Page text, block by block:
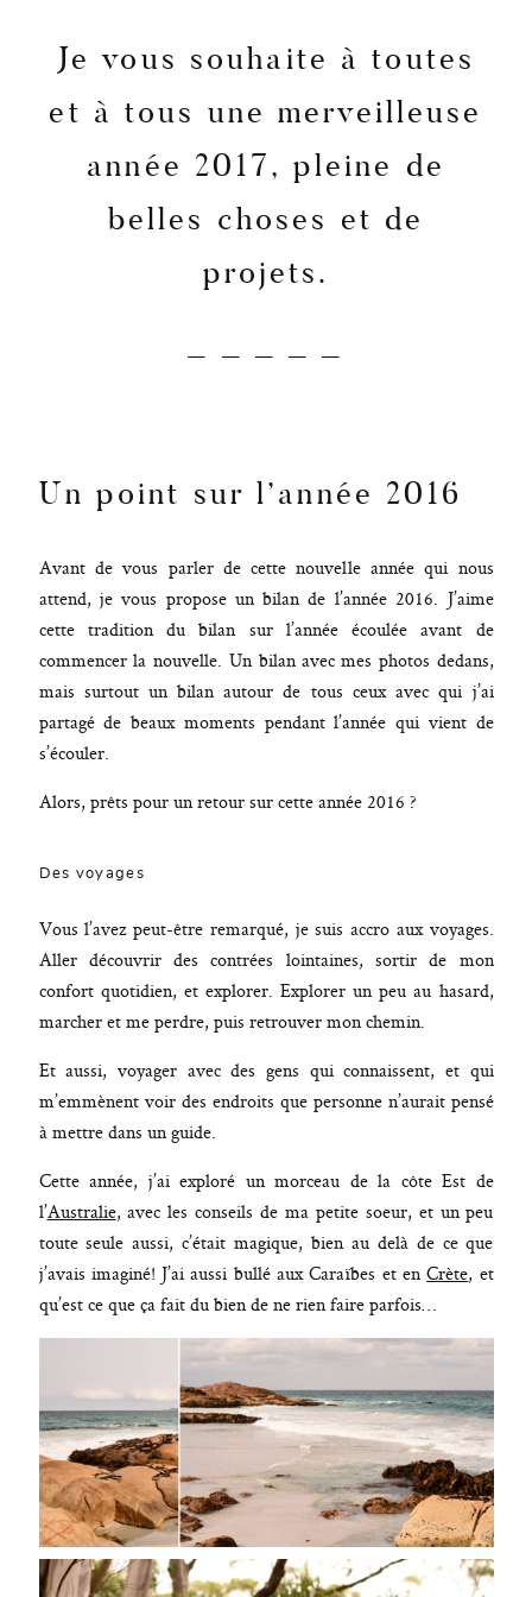
Je vous souhaite à toutes
et à tous une merveilleuse
année 2017, pleine de
belles choses et de
projets.
– – – – –
Un point sur l’année 2016
Avant de vous parler de cette nouvelle année qui nous
attend, je vous propose un bilan de l’année 2016. J’aime
cette tradition du bilan sur l’année écoulée avant de
commencer la nouvelle. Un bilan avec mes photos dedans,
mais surtout un bilan autour de tous ceux avec qui j’ai
partagé de beaux moments pendant l’année qui vient de
s’écouler.
Alors, prêts pour un retour sur cette année 2016 ?
Des voyages
Vous l’avez peut-être remarqué, je suis accro aux voyages.
Aller découvrir des contrées lointaines, sortir de mon
confort quotidien, et explorer. Explorer un peu au hasard,
marcher et me perdre, puis retrouver mon chemin.
Et aussi, voyager avec des gens qui connaissent, et qui
m’emmènent voir des endroits que personne n’aurait pensé
à mettre dans un guide.
Cette année, j’ai exploré un morceau de la côte Est de
l’Australie, avec les conseils de ma petite soeur, et un peu
toute seule aussi, c’était magique, bien au delà de ce que
j’avais imaginé! J’ai aussi bullé aux Caraïbes et enCrète, et
qu’est ce que ça fait du bien de ne rien faire parfois…
AGATHE F. PHOTOGRAPHIE
825.370.042